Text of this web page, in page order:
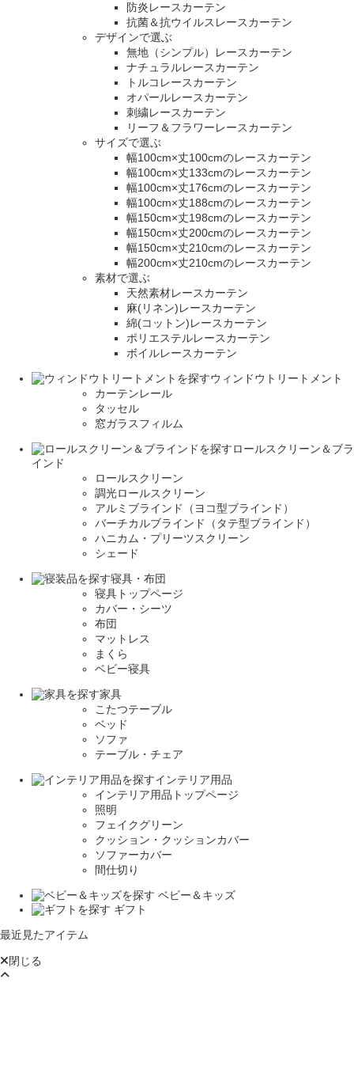
防炎レースカーテン
抗菌＆抗ウイルスレースカーテン
デザインで選ぶ
無地（シンプル）レースカーテン
ナチュラルレースカーテン
トルコレースカーテン
オパールレースカーテン
刺繍レースカーテン
リーフ＆フラワーレースカーテン
サイズで選ぶ
幅100cm×丈100cmのレースカーテン
幅100cm×丈133cmのレースカーテン
幅100cm×丈176cmのレースカーテン
幅100cm×丈188cmのレースカーテン
幅150cm×丈198cmのレースカーテン
幅150cm×丈200cmのレースカーテン
幅150cm×丈210cmのレースカーテン
幅200cm×丈210cmのレースカーテン
素材で選ぶ
天然素材レースカーテン
麻(リネン)レースカーテン
綿(コットン)レースカーテン
ポリエステルレースカーテン
ボイルレースカーテン
ウィンドウトリートメント
カーテンレール
タッセル
窓ガラスフィルム
ロールスクリーン＆ブラ
インド
ロールスクリーン
調光ロールスクリーン
アルミブラインド（ヨコ型ブラインド）
バーチカルブラインド（タテ型ブラインド）
ハニカム・プリーツスクリーン
シェード
寝具・布団
寝具トップページ
カバー・シーツ
布団
マットレス
まくら
ベビー寝具
家具
こたつテーブル
ベッド
ソファ
テーブル・チェア
インテリア用品
インテリア用品トップページ
照明
フェイクグリーン
クッション・クッションカバー
ソファーカバー
間仕切り
ベビー＆キッズ
ギフト
最近見たアイテム
閉じる